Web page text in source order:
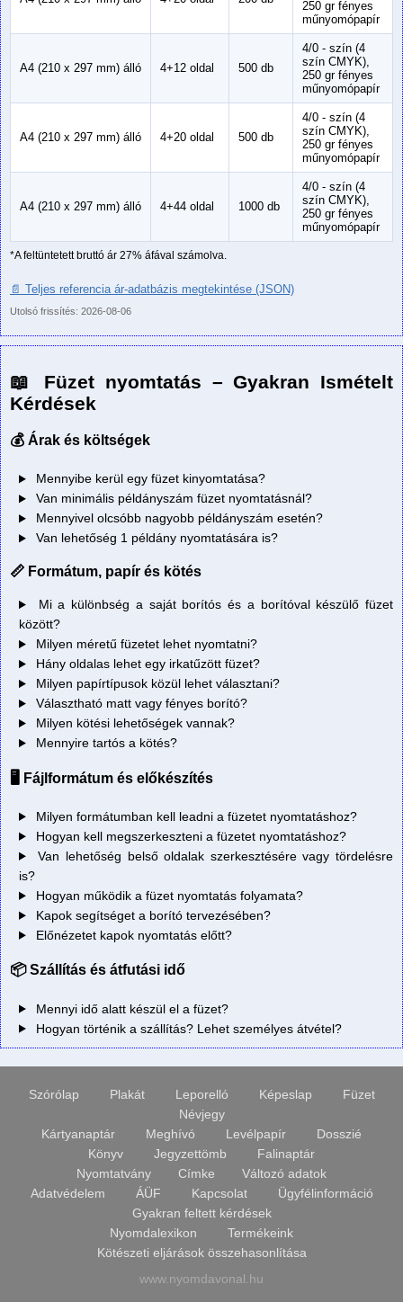
250 gr fényes
műnyomópapír
A4 (210 x 297 mm) álló 4+12 oldal 500 db
4/0 - szín (4
szín CMYK),
250 gr fényes
műnyomópapír
A4 (210 x 297 mm) álló 4+20 oldal 500 db
4/0 - szín (4
szín CMYK),
250 gr fényes
műnyomópapír
A4 (210 x 297 mm) álló 4+44 oldal 1000 db
4/0 - szín (4
szín CMYK),
250 gr fényes
műnyomópapír
*A feltüntetett bruttó ár 27% áfával számolva.
📄 Teljes referencia ár-adatbázis megtekintése (JSON)
Utolsó frissítés: 2026-08-06
📖 Füzet nyomtatás – Gyakran Ismételt
Kérdések
💰 Árak és költségek
Mennyibe kerül egy füzet kinyomtatása?
Van minimális példányszám füzet nyomtatásnál?
Mennyivel olcsóbb nagyobb példányszám esetén?
Van lehetőség 1 példány nyomtatására is?
📏 Formátum, papír és kötés
Mi a különbség a saját borítós és a borítóval készülő füzet
között?
Milyen méretű füzetet lehet nyomtatni?
Hány oldalas lehet egy irkatűzött füzet?
Milyen papírtípusok közül lehet választani?
Választható matt vagy fényes borító?
Milyen kötési lehetőségek vannak?
Mennyire tartós a kötés?
🖥️ Fájlformátum és előkészítés
Milyen formátumban kell leadni a füzetet nyomtatáshoz?
Hogyan kell megszerkeszteni a füzetet nyomtatáshoz?
Van lehetőség belső oldalak szerkesztésére vagy tördelésre
is?
Hogyan működik a füzet nyomtatás folyamata?
Kapok segítséget a borító tervezésében?
Előnézetet kapok nyomtatás előtt?
📦 Szállítás és átfutási idő
Mennyi idő alatt készül el a füzet?
Hogyan történik a szállítás? Lehet személyes átvétel?
Szórólap Plakát Leporelló Képeslap
Füzet
Névjegy
Kártyanaptár
Meghívó Levélpapír
Dosszié
Könyv
Jegyzettömb
Falinaptár
Nyomtatvány
Címke
Változó adatok
Adatvédelem
ÁÜF Kapcsolat
Ügyfélinformáció
Gyakran feltett kérdések
Nyomdalexikon
Termékeink
Kötészeti eljárások összehasonlítása
www.nyomdavonal.hu